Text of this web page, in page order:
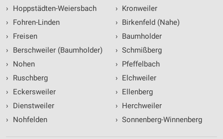
›
Hoppstädten-Weiersbach
›
Fohren-Linden
›
Freisen
›
Berschweiler (Baumholder)
›
Nohen
›
Ruschberg
›
Eckersweiler
›
Dienstweiler
›
Nohfelden
› Kronweiler
› Birkenfeld (Nahe)
› Baumholder
› Schmißberg
› Pfeffelbach
› Elchweiler
› Ellenberg
› Herchweiler
› Sonnenberg-Winnenberg